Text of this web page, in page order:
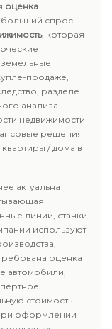
оценка
спрос
, которая
продаже,
разделе
анализа.
недвижимости
решения
/ дома в
актуальна
линии, станки
используют
оценка
автомобили,
стоимость
оформлении